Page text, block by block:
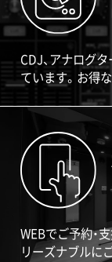
CDJ、アナログ
ています。お得
WEBでご予約・
リーズナブルに